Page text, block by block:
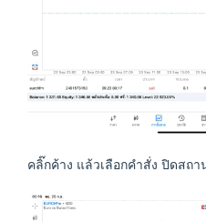
คลิ๊กค้าง แล้วเลือกคำสั่ง ปิดสถ